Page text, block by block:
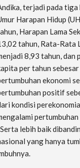
terjadi pada tiga
Harapan Hidup
Harapan Lama
tahun, Rata-Rata
8,93 tahun, dan
per tahun
ekonomi
positif
kondisi
lebih baik
yang hanya